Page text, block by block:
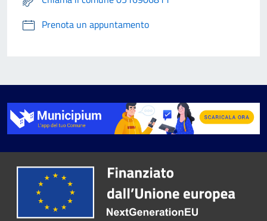
Prenota un appuntamento